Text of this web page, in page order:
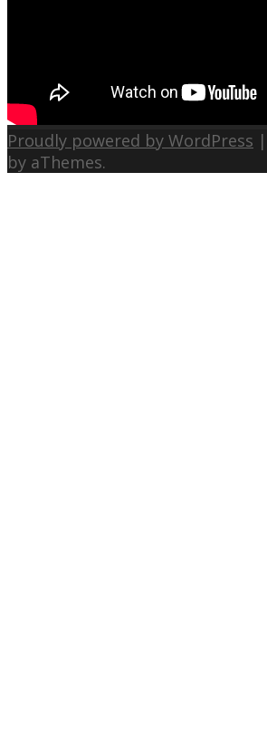
Proudly powered by WordPress |
by aThemes.